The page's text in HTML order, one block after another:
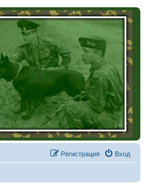
Вход
Регистрация